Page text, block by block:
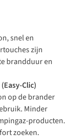
snel en
zijn
brandduur en
Clic)
op de brander
Minder
producten.
zoeken.